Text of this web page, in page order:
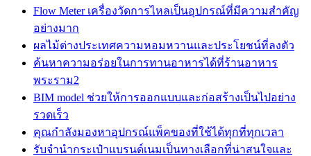
Flow Meter เครื่องวัดการไหลเป็นอุปกรณ์ที่มีความสำคัญ
อย่างมาก
ผลไม้ต่างประเทศความหอมหวานและประโยชน์ที่ลงตัว
ค้นหาความอร่อยในการทานอาหารได้ที่ร้านอาหาร
พระราม2
BIM model ช่วยให้การออกแบบและก่อสร้างเป็นไปอย่าง
รวดเร็ว
คุณกำลังมองหาอุปกรณ์แพ็คของที่ใช้ได้ทุกที่ทุกเวลา
รับจำนำกระเป๋าแบรนด์เนมเป็นทางเลือกที่น่าสนใจและ